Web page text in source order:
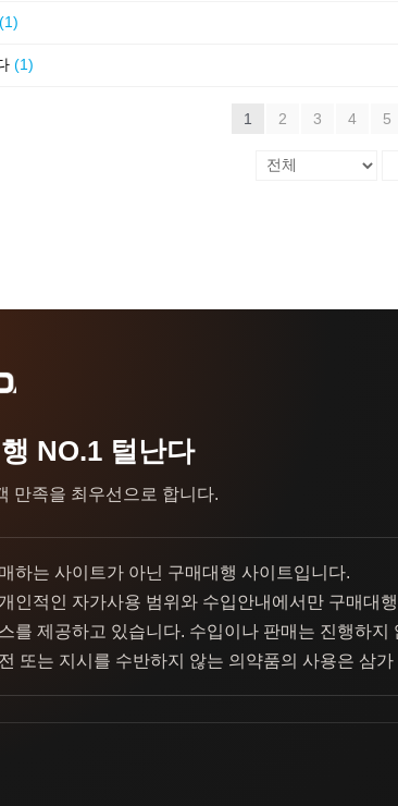
(1)
(1)
1 2 3 4 5
NO.1 털난다
만족을 최우선으로 합니다.
하는 사이트가 아닌 구매대행 사이트입니다.
인적인 자가사용 범위와 수입안내에서만 구매대
를 제공하고 있습니다. 수입이나 판매는 진행하지
또는 지시를 수반하지 않는 의약품의 사용은 삼